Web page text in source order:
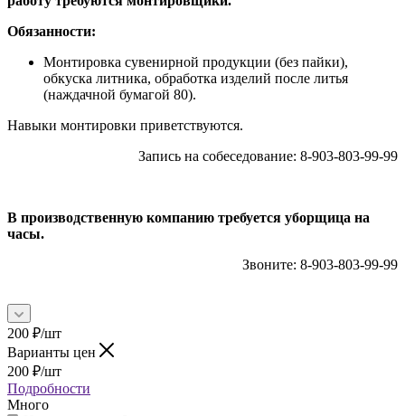
Обязанности:
Монтировка сувенирной продукции (без пайки),
обкуска литника, обработка изделий после литья
(наждачной бумагой 80).
Навыки монтировки приветствуются.
Запись на собеседование: 8-903-803-99-99
В производственную компанию требуется уборщица на
часы.
Звоните: 8-903-803-99-99
200 ₽/шт
Варианты цен
200 ₽/шт
Подробности
Много